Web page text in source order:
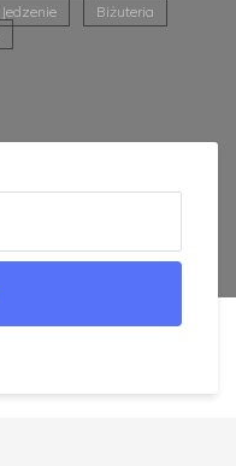
Jedzenie
Biżuteria